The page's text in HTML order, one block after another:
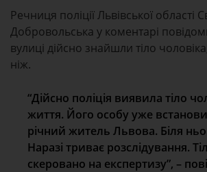
Речниця поліції Львівської області
Добровольська у коментарі
вулиці дійсно знайшли тіло
ніж.
“Дійсно поліція виявила тіло
життя. Його особу уже
річний житель Львова. Біля
Наразі триває розслідування.
скеровано на експертизу”, –